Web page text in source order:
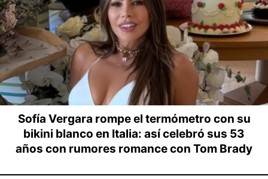
Sofía Vergara rompe el termómetro con su
bikini blanco en Italia: así celebró sus 53
años con rumores romance con Tom Brady